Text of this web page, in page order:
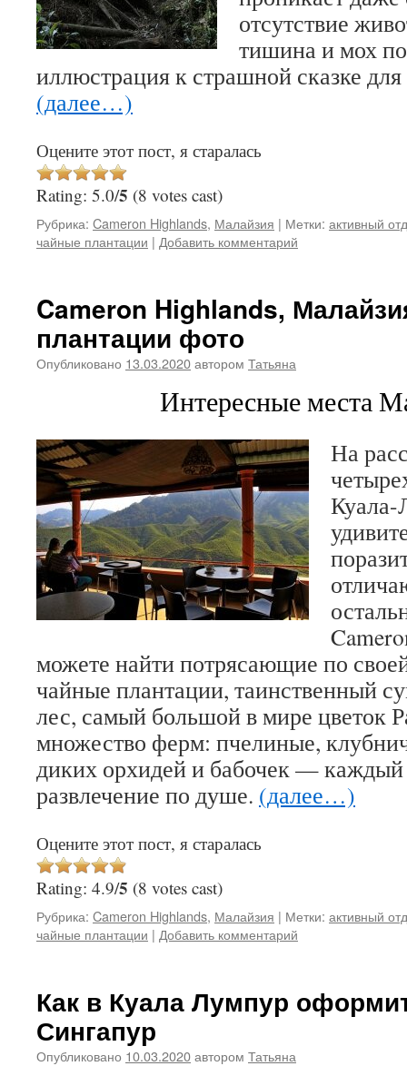
отсутствие
тишина и мох
иллюстрация к страшной сказке
(далее…)
Оцените этот пост, я старалась
Rating: 5.0/5 (8 votes cast)
Рубрика: Cameron Highlands, Малайзия | Метки: активный
чайные плантации | Добавить комментарий
Cameron Highlands,
плантации фото
Опубликовано 13.03.2020автором Татьяна
Интересные места
На
Куала-
можете найти потрясающие по
чайные плантации, таинственный
лес, самый большой в мире цветок
множество ферм: пчелиные,
диких орхидей и бабочек — каждый
развлечение по душе. (далее…)
Оцените этот пост, я старалась
Rating: 4.9/5 (8 votes cast)
Рубрика: Cameron Highlands, Малайзия | Метки: активный
чайные плантации | Добавить комментарий
Как в Куала Лумпур
Сингапур
Опубликовано 10.03.2020автором Татьяна